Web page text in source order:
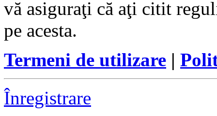
vă asiguraţi că aţi citit
pe acesta.
Termeni de utilizare |
Înregistrare